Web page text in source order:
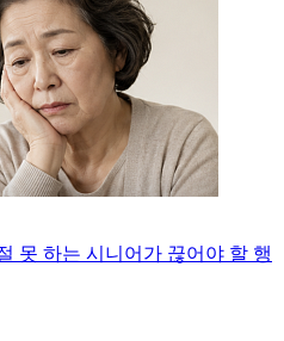
못 하는 시니어가 끊어야 할 행